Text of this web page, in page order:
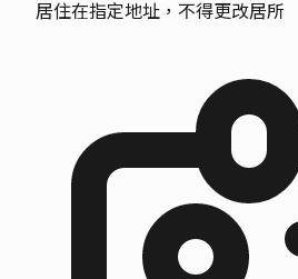
居住在指定地址，不得更改居所